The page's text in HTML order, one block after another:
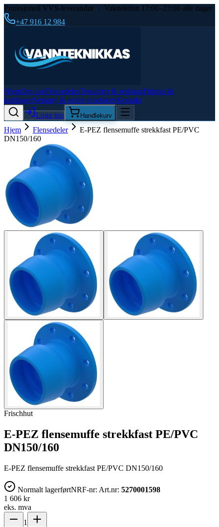
Profesjonell VVS-leverandør · Vakttelefon 17:00–23:00 alle dager
+47 916 12 984
HjemOm ossFlensedelerTestutstyr & redningFittings &
koblingerVerktøy & andre produkterKontakt
Logg inn
Handlekurv
Hjem Flensedeler
E-PEZ flensemuffe strekkfast PE/PVC
DN150/160
Frischhut
E-PEZ flensemuffe strekkfast PE/PVC
DN150/160
E-PEZ flensemuffe strekkfast PE/PVC DN150/160
Normalt lagerførtNRF-nr: Art.nr: 5270001598
1 606 kr
eks. mva
1